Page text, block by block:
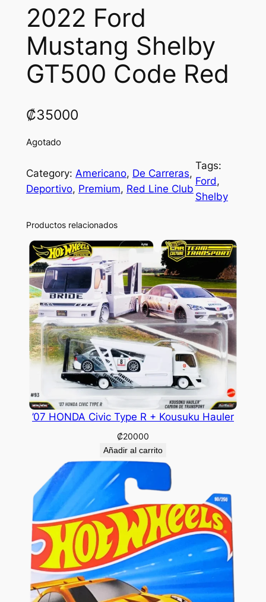
2022 Ford
Mustang Shelby
GT500 Code Red
₡35000
Agotado
Category: Americano, De Carreras
Deportivo, Premium, Red Line Club
Tags:
Ford
Shelby
Productos relacionados
’07 HONDA Civic Type R + Kousuku Hauler
₡20000
Añadir al carrito